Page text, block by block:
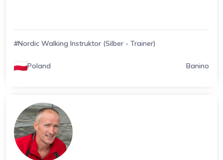
#Nordic Walking Instruktor (Silber - Trainer)
Poland Banino